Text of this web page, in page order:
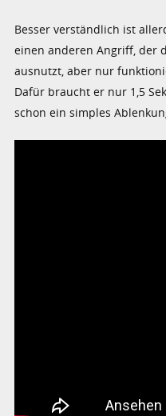
Besser verständlich ist
einen anderen Angriff, der
ausnutzt, aber nur
Dafür braucht er nur 1,5
schon ein simples